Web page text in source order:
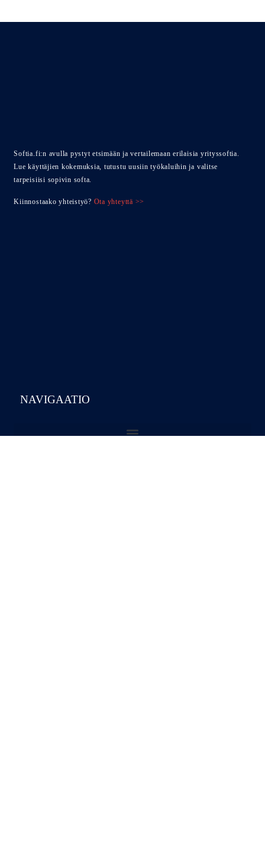
Softia.fi:n avulla pystyt etsimään ja vertailemaan erilaisia yrityssoftia.
Lue käyttäjien kokemuksia, tutustu uusiin työkaluihin ja valitse
tarpeisiisi sopivin softa.
Kiinnostaako yhteistyö? Ota yhteyttä >>
NAVIGAATIO